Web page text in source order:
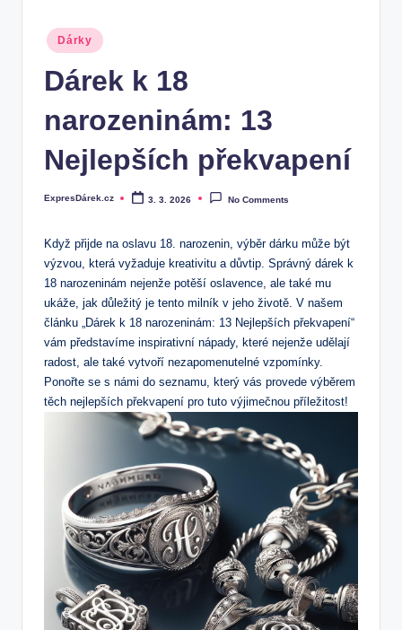
Posted
in
Dárky
Dárek k 18
narozeninám: 13
Nejlepších překvapení
Posted
ExpresDárek.cz 3. 3. 2026 No Comments
Když přijde na oslavu 18. narozenin, výběr dárku může být
výzvou, která vyžaduje kreativitu a důvtip. Správný dárek k
18 narozeninám nejenže potěší oslavence, ale také mu
ukáže, jak důležitý je tento milník v jeho životě. V našem
článku „Dárek k 18 narozeninám: 13 Nejlepších překvapení“
vám představíme inspirativní nápady, které nejenže udělají
radost, ale také vytvoří nezapomenutelné vzpomínky.
Ponořte se s námi do seznamu, který vás provede výběrem
těch nejlepších překvapení pro tuto výjimečnou příležitost!